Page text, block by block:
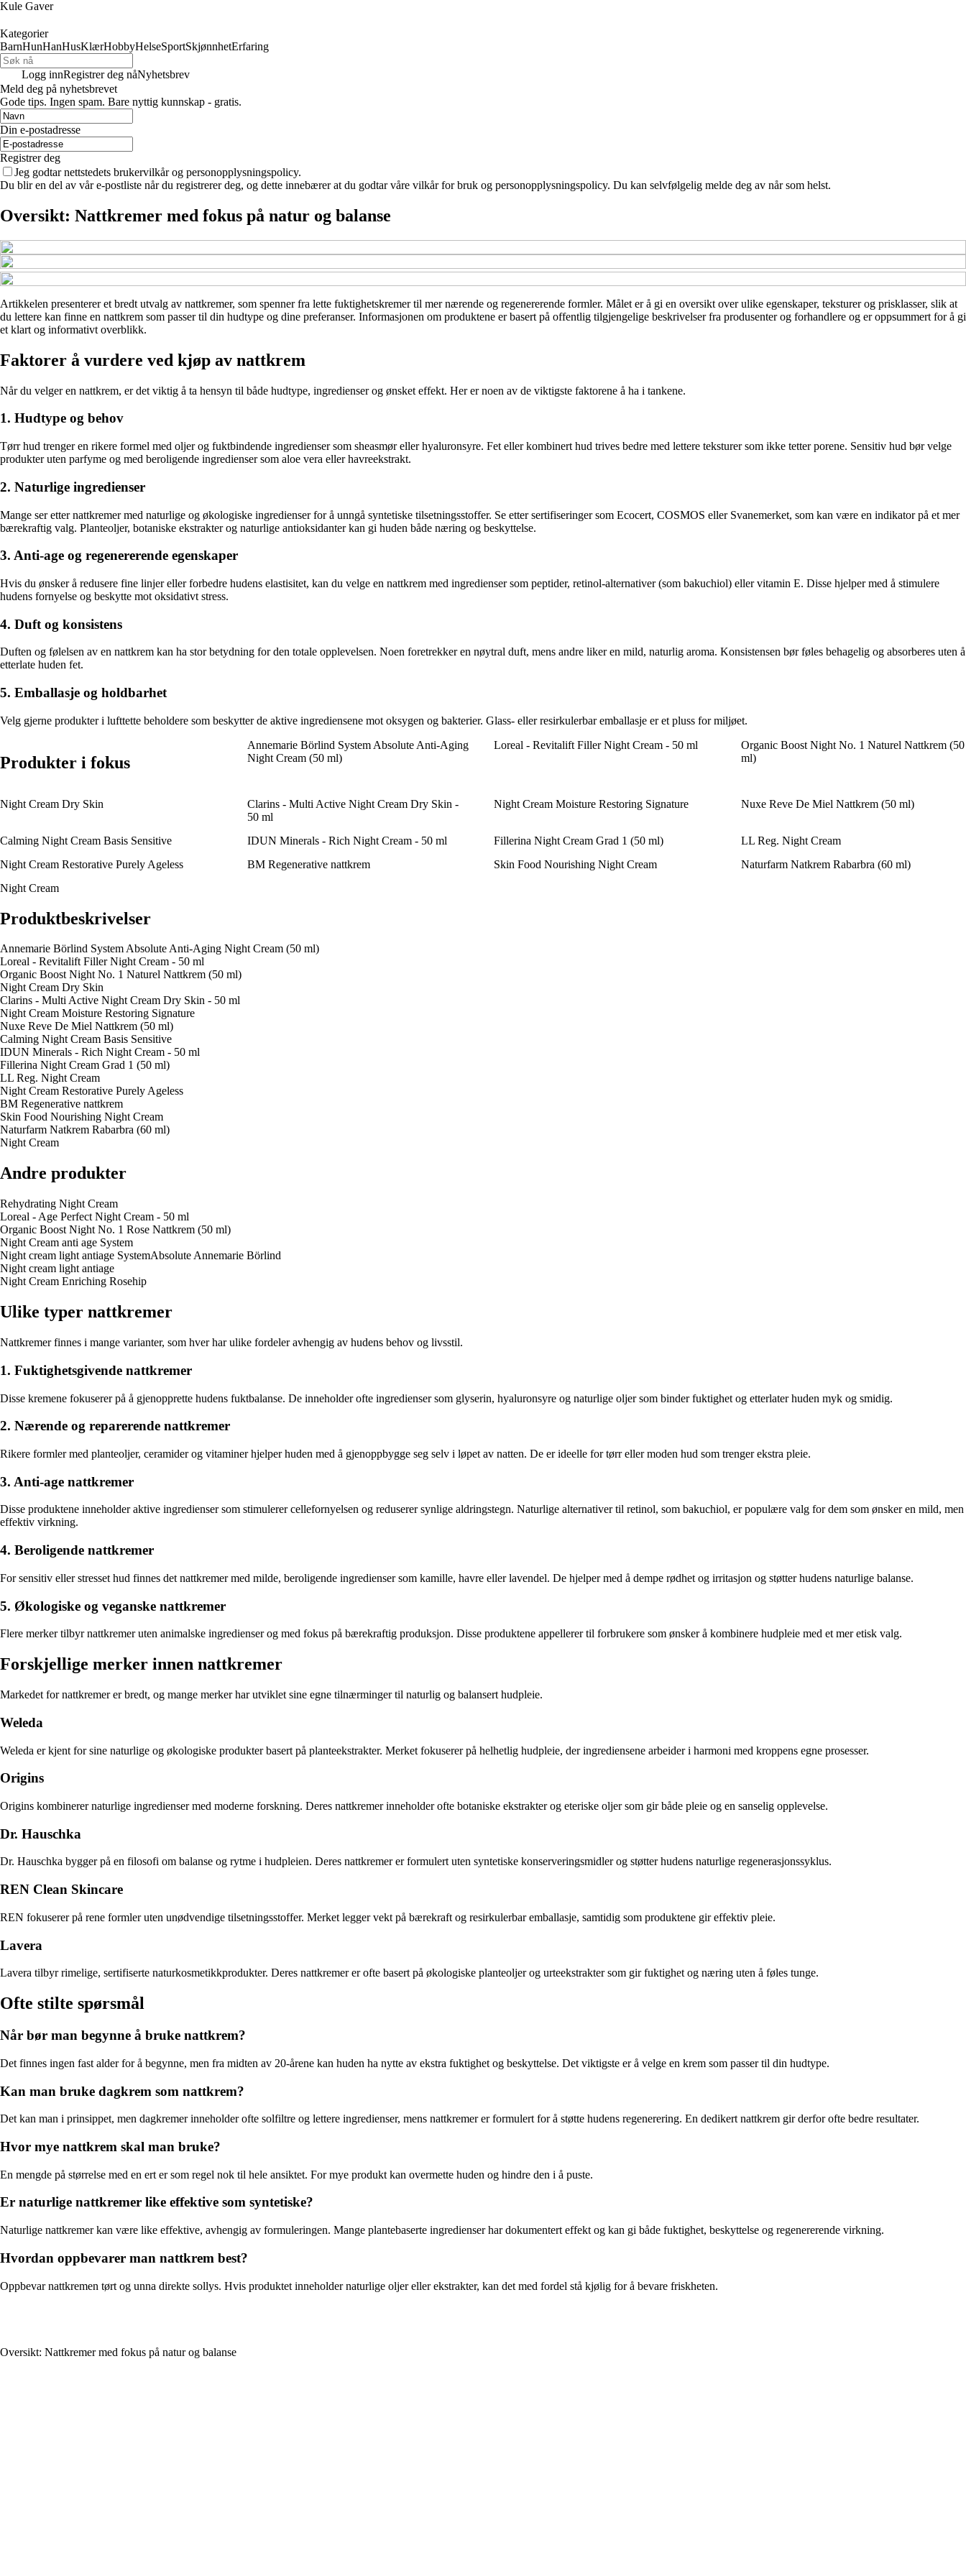
Kule Gaver
Kategorier
BarnHunHanHusKlærHobbyHelseSportSkjønnhetErfaring
Logg innRegistrer deg nåNyhetsbrev
Meld deg på nyhetsbrevet
Gode ​​tips. Ingen spam. Bare nyttig kunnskap - gratis.
Din e-postadresse
Registrer deg
Jeg godtar nettstedets brukervilkår og personopplysningspolicy.
Du blir en del av vår e-postliste når du registrerer deg, og dette innebærer at du godtar våre vilkår for bruk og personopplysningspolicy. Du kan selvfølgelig melde deg av når som helst.
Oversikt: Nattkremer med fokus på natur og balanse
Artikkelen presenterer et bredt utvalg av nattkremer, som spenner fra lette fuktighetskremer til mer nærende og regenererende formler. Målet er å gi en oversikt over ulike egenskaper, teksturer og prisklasser, slik at
du lettere kan finne en nattkrem som passer til din hudtype og dine preferanser. Informasjonen om produktene er basert på offentlig tilgjengelige beskrivelser fra produsenter og forhandlere og er oppsummert for å gi
et klart og informativt overblikk.
Faktorer å vurdere ved kjøp av nattkrem
Når du velger en nattkrem, er det viktig å ta hensyn til både hudtype, ingredienser og ønsket effekt. Her er noen av de viktigste faktorene å ha i tankene.
1. Hudtype og behov
Tørr hud trenger en rikere formel med oljer og fuktbindende ingredienser som sheasmør eller hyaluronsyre. Fet eller kombinert hud trives bedre med lettere teksturer som ikke tetter porene. Sensitiv hud bør velge
produkter uten parfyme og med beroligende ingredienser som aloe vera eller havreekstrakt.
2. Naturlige ingredienser
Mange ser etter nattkremer med naturlige og økologiske ingredienser for å unngå syntetiske tilsetningsstoffer. Se etter sertifiseringer som Ecocert, COSMOS eller Svanemerket, som kan være en indikator på et mer
bærekraftig valg. Planteoljer, botaniske ekstrakter og naturlige antioksidanter kan gi huden både næring og beskyttelse.
3. Anti-age og regenererende egenskaper
Hvis du ønsker å redusere fine linjer eller forbedre hudens elastisitet, kan du velge en nattkrem med ingredienser som peptider, retinol-alternativer (som bakuchiol) eller vitamin E. Disse hjelper med å stimulere
hudens fornyelse og beskytte mot oksidativt stress.
4. Duft og konsistens
Duften og følelsen av en nattkrem kan ha stor betydning for den totale opplevelsen. Noen foretrekker en nøytral duft, mens andre liker en mild, naturlig aroma. Konsistensen bør føles behagelig og absorberes uten å
etterlate huden fet.
5. Emballasje og holdbarhet
Velg gjerne produkter i lufttette beholdere som beskytter de aktive ingrediensene mot oksygen og bakterier. Glass- eller resirkulerbar emballasje er et pluss for miljøet.
Produkter i fokus
Annemarie Börlind System Absolute Anti-Aging
Night Cream (50 ml)
Loreal - Revitalift Filler Night Cream - 50 ml
Organic Boost Night No. 1 Naturel Nattkrem (50
ml)
Night Cream Dry Skin
Clarins - Multi Active Night Cream Dry Skin -
50 ml
Night Cream Moisture Restoring Signature Nuxe Reve De Miel Nattkrem (50 ml)
Calming Night Cream Basis Sensitive IDUN Minerals - Rich Night Cream - 50 ml Fillerina Night Cream Grad 1 (50 ml)
LL Reg. Night Cream
Night Cream Restorative Purely Ageless
BM Regenerative nattkrem Skin Food Nourishing Night Cream
Naturfarm Natkrem Rabarbra (60 ml)
Night Cream
Produktbeskrivelser
Annemarie Börlind System Absolute Anti-Aging Night Cream (50 ml)
Loreal - Revitalift Filler Night Cream - 50 ml
Organic Boost Night No. 1 Naturel Nattkrem (50 ml)
Night Cream Dry Skin
Clarins - Multi Active Night Cream Dry Skin - 50 ml
Night Cream Moisture Restoring Signature
Nuxe Reve De Miel Nattkrem (50 ml)
Calming Night Cream Basis Sensitive
IDUN Minerals - Rich Night Cream - 50 ml
Fillerina Night Cream Grad 1 (50 ml)
LL Reg. Night Cream
Night Cream Restorative Purely Ageless
BM Regenerative nattkrem
Skin Food Nourishing Night Cream
Naturfarm Natkrem Rabarbra (60 ml)
Night Cream
Andre produkter
Rehydrating Night Cream
Loreal - Age Perfect Night Cream - 50 ml
Organic Boost Night No. 1 Rose Nattkrem (50 ml)
Night Cream anti age System
Night cream light antiage SystemAbsolute Annemarie Börlind
Night cream light antiage
Night Cream Enriching Rosehip
Ulike typer nattkremer
Nattkremer finnes i mange varianter, som hver har ulike fordeler avhengig av hudens behov og livsstil.
1. Fuktighetsgivende nattkremer
Disse kremene fokuserer på å gjenopprette hudens fuktbalanse. De inneholder ofte ingredienser som glyserin, hyaluronsyre og naturlige oljer som binder fuktighet og etterlater huden myk og smidig.
2. Nærende og reparerende nattkremer
Rikere formler med planteoljer, ceramider og vitaminer hjelper huden med å gjenoppbygge seg selv i løpet av natten. De er ideelle for tørr eller moden hud som trenger ekstra pleie.
3. Anti-age nattkremer
Disse produktene inneholder aktive ingredienser som stimulerer cellefornyelsen og reduserer synlige aldringstegn. Naturlige alternativer til retinol, som bakuchiol, er populære valg for dem som ønsker en mild, men
effektiv virkning.
4. Beroligende nattkremer
For sensitiv eller stresset hud finnes det nattkremer med milde, beroligende ingredienser som kamille, havre eller lavendel. De hjelper med å dempe rødhet og irritasjon og støtter hudens naturlige balanse.
5. Økologiske og veganske nattkremer
Flere merker tilbyr nattkremer uten animalske ingredienser og med fokus på bærekraftig produksjon. Disse produktene appellerer til forbrukere som ønsker å kombinere hudpleie med et mer etisk valg.
Forskjellige merker innen nattkremer
Markedet for nattkremer er bredt, og mange merker har utviklet sine egne tilnærminger til naturlig og balansert hudpleie.
Weleda
Weleda er kjent for sine naturlige og økologiske produkter basert på planteekstrakter. Merket fokuserer på helhetlig hudpleie, der ingrediensene arbeider i harmoni med kroppens egne prosesser.
Origins
Origins kombinerer naturlige ingredienser med moderne forskning. Deres nattkremer inneholder ofte botaniske ekstrakter og eteriske oljer som gir både pleie og en sanselig opplevelse.
Dr. Hauschka
Dr. Hauschka bygger på en filosofi om balanse og rytme i hudpleien. Deres nattkremer er formulert uten syntetiske konserveringsmidler og støtter hudens naturlige regenerasjonssyklus.
REN Clean Skincare
REN fokuserer på rene formler uten unødvendige tilsetningsstoffer. Merket legger vekt på bærekraft og resirkulerbar emballasje, samtidig som produktene gir effektiv pleie.
Lavera
Lavera tilbyr rimelige, sertifiserte naturkosmetikkprodukter. Deres nattkremer er ofte basert på økologiske planteoljer og urteekstrakter som gir fuktighet og næring uten å føles tunge.
Ofte stilte spørsmål
Når bør man begynne å bruke nattkrem?
Det finnes ingen fast alder for å begynne, men fra midten av 20-årene kan huden ha nytte av ekstra fuktighet og beskyttelse. Det viktigste er å velge en krem som passer til din hudtype.
Kan man bruke dagkrem som nattkrem?
Det kan man i prinsippet, men dagkremer inneholder ofte solfiltre og lettere ingredienser, mens nattkremer er formulert for å støtte hudens regenerering. En dedikert nattkrem gir derfor ofte bedre resultater.
Hvor mye nattkrem skal man bruke?
En mengde på størrelse med en ert er som regel nok til hele ansiktet. For mye produkt kan overmette huden og hindre den i å puste.
Er naturlige nattkremer like effektive som syntetiske?
Naturlige nattkremer kan være like effektive, avhengig av formuleringen. Mange plantebaserte ingredienser har dokumentert effekt og kan gi både fuktighet, beskyttelse og regenererende virkning.
Hvordan oppbevarer man nattkrem best?
Oppbevar nattkremen tørt og unna direkte sollys. Hvis produktet inneholder naturlige oljer eller ekstrakter, kan det med fordel stå kjølig for å bevare friskheten.
Oversikt: Nattkremer med fokus på natur og balanse